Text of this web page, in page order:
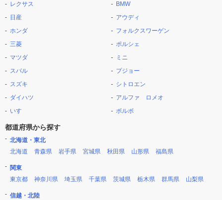
レクサス
日産
ホンダ
三菱
マツダ
スバル
スズキ
ダイハツ
いすゞ
BMW
アウディ
フォルクスワーゲン
ポルシェ
ミニ
プジョー
シトロエン
アルファ ロメオ
ボルボ
都道府県から探す
北海道・東北
北海道
青森県 岩手県 宮城県 秋田県 山形県 福島県
関東
東京都
神奈川県 埼玉県 千葉県 茨城県 栃木県 群馬県 山梨県
信越・北陸